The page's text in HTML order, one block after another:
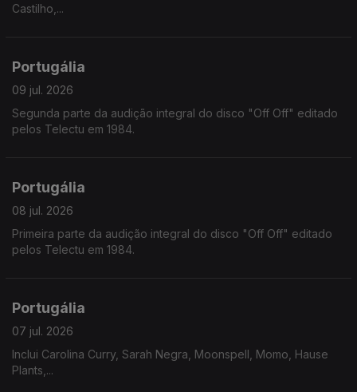
Castilho,...
Portugália
09 jul. 2026
Segunda parte da audição integral do disco "Off Off" editado
pelos Telectu em 1984.
Portugália
08 jul. 2026
Primeira parte da audição integral do disco "Off Off" editado
pelos Telectu em 1984.
Portugália
07 jul. 2026
Inclui Carolina Curry, Sarah Negra, Moonspell, Momo, Hause
Plants,...